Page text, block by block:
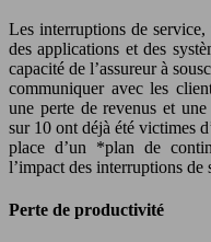
Les interruptions de service, telles que l’indisponibilité du site web,
des applications et des
capacité de l’assureur à
communiquer avec les
une perte de revenus et
sur 10 ont déjà été victimes
place d’un *plan de
l’impact des interruptions de
Perte de productivité